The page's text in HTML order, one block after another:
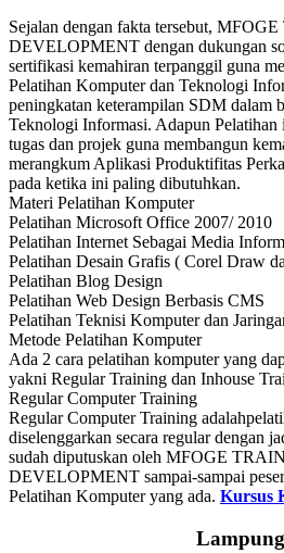
Sejalan dengan fakta tersebut,
DEVELOPMENT dengan dukungan
sertifikasi kemahiran terpanggil guna
Pelatihan Komputer dan Teknologi
peningkatan keterampilan SDM dalam
Teknologi Informasi. Adapun Pelatihan
tugas dan projek guna membangun
merangkum Aplikasi Produktifitas
pada ketika ini paling dibutuhkan.
Materi Pelatihan Komputer
Pelatihan Microsoft Office 2007/ 2010
Pelatihan Internet Sebagai Media
Pelatihan Desain Grafis ( Corel Draw
Pelatihan Blog Design
Pelatihan Web Design Berbasis CMS
Pelatihan Teknisi Komputer dan
Metode Pelatihan Komputer
Ada 2 cara pelatihan komputer yang
yakni Regular Training dan Inhouse
Regular Computer Training
Regular Computer Training
diselenggarkan secara regular dengan
sudah diputuskan oleh MFOGE
DEVELOPMENT sampai-sampai
Pelatihan Komputer yang ada. Kursus
Lampung